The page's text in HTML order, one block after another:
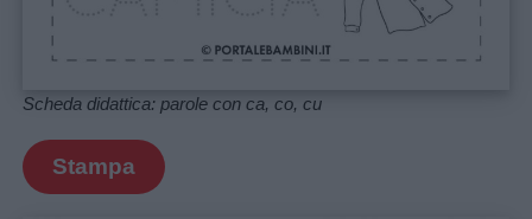
Scheda didattica: parole con ca, co, cu
Stampa